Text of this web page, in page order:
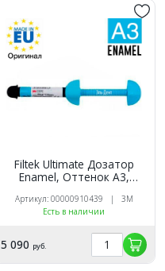
Filtek Ultimate Дозатор
Enamel, Оттенок A3,
реставрационный
композит 3M
Артикул: 00000910439 | 3M
Есть в наличии
5 090 руб.